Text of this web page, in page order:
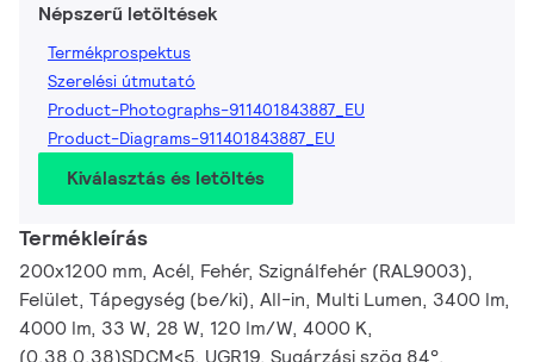
Népszerű letöltések
Termékprospektus
Szerelési útmutató
Product-Photographs-911401843887_EU
Product-Diagrams-911401843887_EU
Kiválasztás és letöltés
Termékleírás
200x1200 mm, Acél, Fehér, Szignálfehér (RAL9003),
Felület, Tápegység (be/ki), All-in, Multi Lumen, 3400 lm,
4000 lm, 33 W, 28 W, 120 lm/W, 4000 K,
(0.38,0.38)SDCM<5, UGR19, Sugárzási szög 84°,